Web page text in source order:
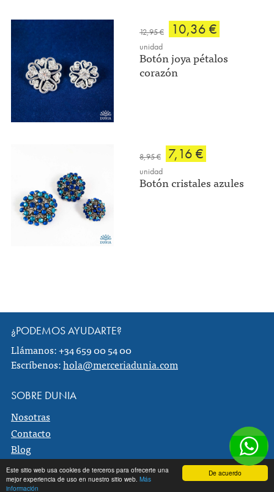
De acuerdo
Este sitio web usa cookies de terceros para ofrecerte una
mejor experiencia de uso en nuestro sitio web. Más
información
12,95 € 10,36 €
unidad
Botón joya pétalos
corazón
8,95 € 7,16 €
unidad
Botón cristales azules
¿PODEMOS AYUDARTE?
Llámanos: +34 659 00 54 00
Escríbenos:hola@merceriadunia.com
SOBRE DUNIA
Nosotras
Contacto
Blog
Aviso legal
Condiciones de compra